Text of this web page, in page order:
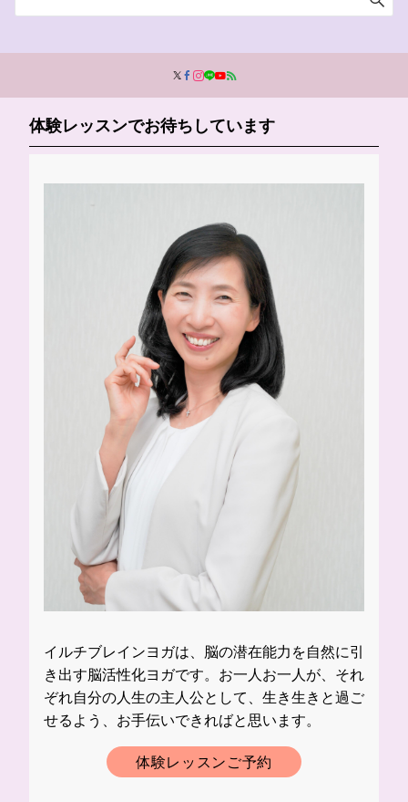
ブ
体験レッスンでお待ちしています
イルチブレインヨガは、脳の潜在能力を自然に引
き出す脳活性化ヨガです。お一人お一人が、それ
ぞれ自分の人生の主人公として、生き生きと過ご
せるよう、お手伝いできればと思います。
体験レッスンご予約